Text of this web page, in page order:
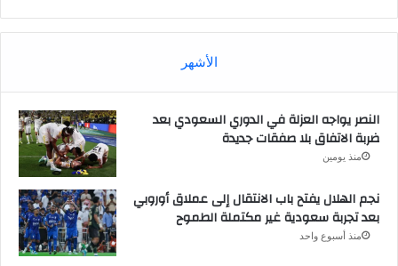
الأشهر
النصر يواجه العزلة في الدوري السعودي بعد
ضربة الاتفاق بلا صفقات جديدة
منذ يومين
نجم الهلال يفتح باب الانتقال إلى عملاق أوروبي
بعد تجربة سعودية غير مكتملة الطموح
منذ أسبوع واحد